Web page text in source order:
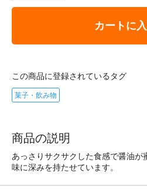
カートに
この商品に登録されているタグ
菓子・飲み物
商品の説明
あっさりサクサクした食感で醤油が
味に深みを持たせています。